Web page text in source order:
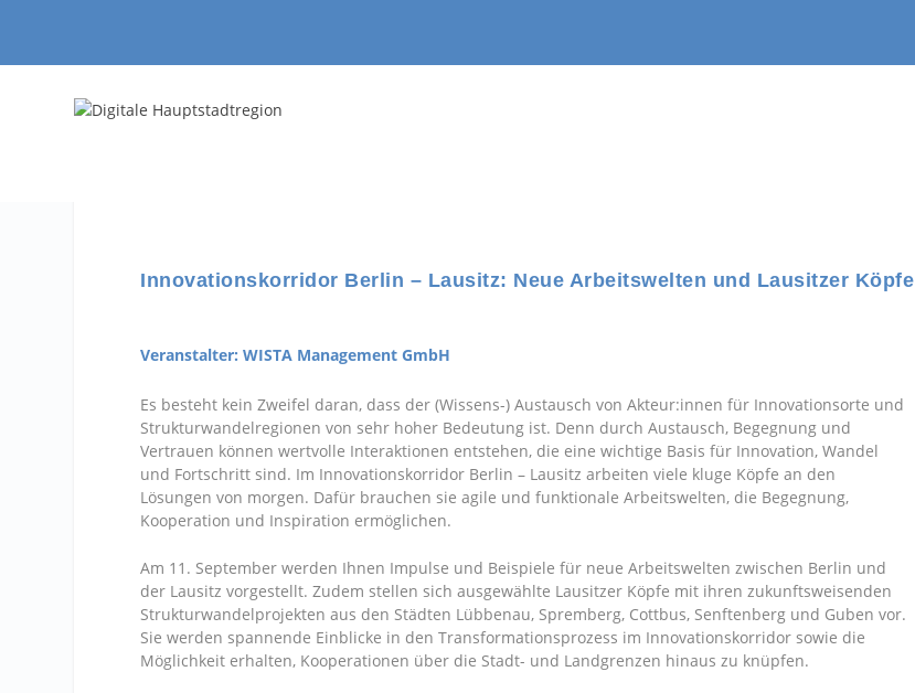
Innovationskorridor Berlin – Lausitz: Neue Arbeitswelten und Lausitzer Köpfe
Veranstalter: WISTA Management GmbH
Es besteht kein Zweifel daran, dass der (Wissens-) Austausch von Akteur:innen für Innovationsorte und
Strukturwandelregionen von sehr hoher Bedeutung ist. Denn durch Austausch, Begegnung und
Vertrauen können wertvolle Interaktionen entstehen, die eine wichtige Basis für Innovation, Wandel
und Fortschritt sind. Im Innovationskorridor Berlin – Lausitz arbeiten viele kluge Köpfe an den
Lösungen von morgen. Dafür brauchen sie agile und funktionale Arbeitswelten, die Begegnung,
Kooperation und Inspiration ermöglichen.
Am 11. September werden Ihnen Impulse und Beispiele für neue Arbeitswelten zwischen Berlin und
der Lausitz vorgestellt. Zudem stellen sich ausgewählte Lausitzer Köpfe mit ihren zukunftsweisenden
Strukturwandelprojekten aus den Städten Lübbenau, Spremberg, Cottbus, Senftenberg und Guben vor.
Sie werden spannende Einblicke in den Transformationsprozess im Innovationskorridor sowie die
Möglichkeit erhalten, Kooperationen über die Stadt- und Landgrenzen hinaus zu knüpfen.